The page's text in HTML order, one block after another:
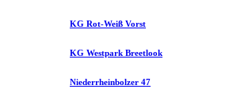
KG Rot-Weiß Vorst
KG Westpark Breetlook
Niederrheinbolzer 47